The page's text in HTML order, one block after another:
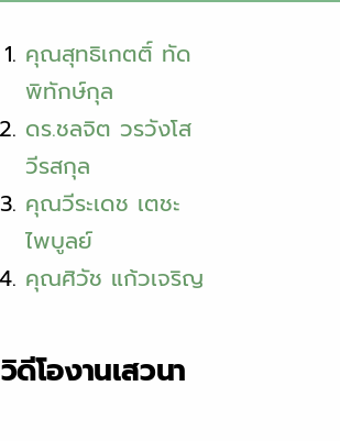
คุณสุทธิเกตติ์ ทัด
พิทักษ์กุล
ดร.ชลจิต วรวังโส
วีรสกุล
คุณวีระเดช เตชะ
ไพบูลย์
คุณศิวัช แก้วเจริญ
วิดีโองานเสวนา